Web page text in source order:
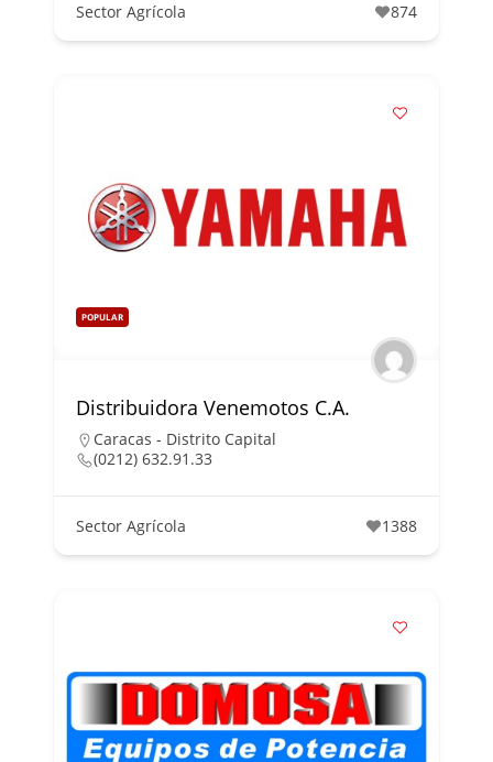
Sector Agrícola 874
POPULAR
Distribuidora Venemotos C.A.
Caracas - Distrito Capital
(0212) 632.91.33
Sector Agrícola 1388